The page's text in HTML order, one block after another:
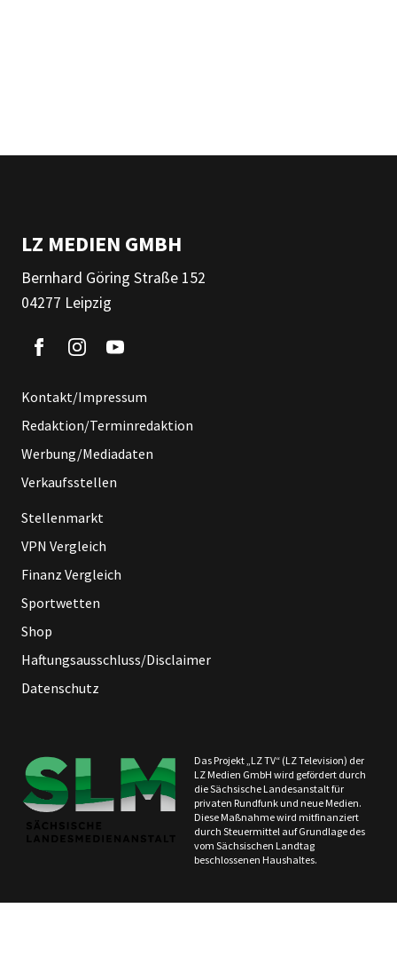
LZ MEDIEN GMBH
Bernhard Göring Straße 152
04277 Leipzig
Kontakt/Impressum
Redaktion/Terminredaktion
Werbung/Mediadaten
Verkaufsstellen
Stellenmarkt
VPN Vergleich
Finanz Vergleich
Sportwetten
Shop
Haftungsausschluss/Disclaimer
Datenschutz
Das Projekt „LZ TV“ (LZ Television) der
LZ Medien GmbH wird gefördert durch
die Sächsische Landesanstalt für
privaten Rundfunk und neue Medien.
Diese Maßnahme wird mitfinanziert
durch Steuermittel auf Grundlage des
vom Sächsischen Landtag
beschlossenen Haushaltes.